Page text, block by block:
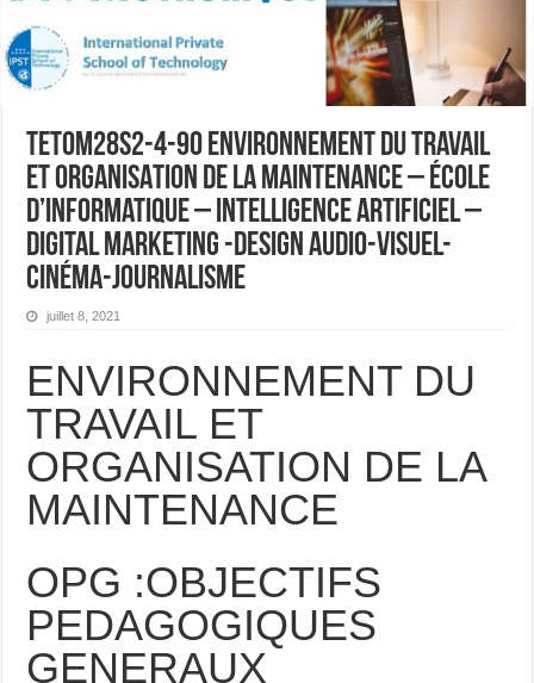
TETOM28S2-4-90 ENVIRONNEMENT DU TRAVAIL
ET ORGANISATION DE LA MAINTENANCE – École
d’informatique – Intelligence Artificiel –
Digital Marketing -Design Audio-visuel-
Cinéma-Journalisme
juillet 8, 2021
ENVIRONNEMENT DU
TRAVAIL ET
ORGANISATION DE LA
MAINTENANCE
OPG :OBJECTIFS
PEDAGOGIQUES
GENERAUX